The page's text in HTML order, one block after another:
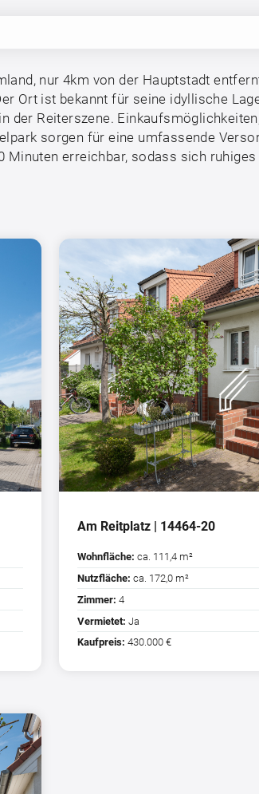
nur 4km von der Hauptstadt
Ort ist bekannt für seine idyllische
der Reiterszene.
sorgen für eine umfassende
Minuten erreichbar, sodass sich ruhiges
Am Reitplatz | 14464-20
Wohnfläche: ca. 111,4 m²
Nutzfläche: ca. 172,0 m²
Zimmer: 4
Vermietet: Ja
Kaufpreis: 430.000 €